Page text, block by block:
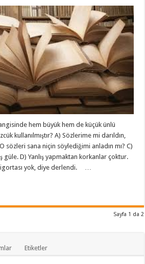
hem büyük hem de küçük ünlü
kullanılmıştır? A) Sözlerime mi darıldın,
O sözleri sana niçin söylediğimi anladın mı? C)
güle. D) Yanlış yapmaktan korkanlar çoktur.
yok, diye derlendi. …
Sayfa 1 da 2
Etiketler